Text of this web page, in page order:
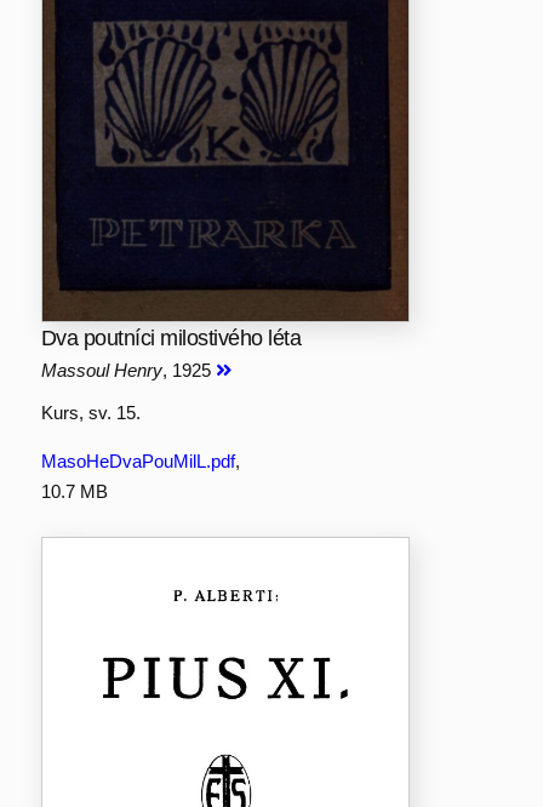
Dva poutníci milostivého léta
Massoul Henry, 1925
Kurs, sv. 15.
MasoHeDvaPouMilL.pdf,
10.7 MB